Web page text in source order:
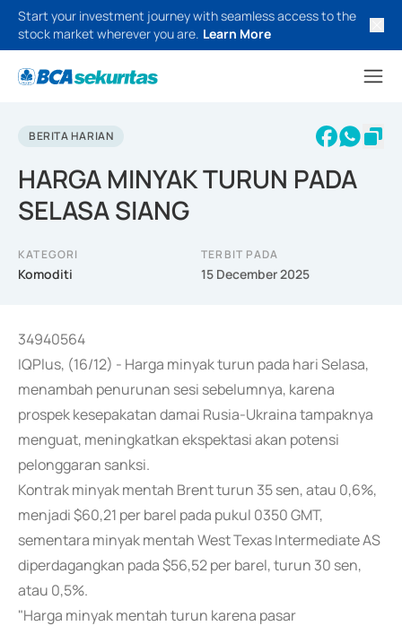
Start your investment journey with seamless access to the
stock market wherever you are. Learn More
BERITA HARIAN
HARGA MINYAK TURUN PADA
SELASA SIANG
KATEGORI
Komoditi
TERBIT PADA
15 December 2025
34940564
IQPlus, (16/12) - Harga minyak turun pada hari Selasa,
menambah penurunan sesi sebelumnya, karena
prospek kesepakatan damai Rusia-Ukraina tampaknya
menguat, meningkatkan ekspektasi akan potensi
pelonggaran sanksi.
Kontrak minyak mentah Brent turun 35 sen, atau 0,6%,
menjadi $60,21 per barel pada pukul 0350 GMT,
sementara minyak mentah West Texas Intermediate AS
diperdagangkan pada $56,52 per barel, turun 30 sen,
atau 0,5%.
"Harga minyak mentah turun karena pasar